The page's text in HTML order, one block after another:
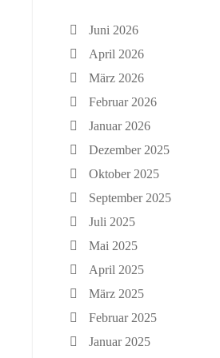
Juni 2026
April 2026
März 2026
Februar 2026
Januar 2026
Dezember 2025
Oktober 2025
September 2025
Juli 2025
Mai 2025
April 2025
März 2025
Februar 2025
Januar 2025